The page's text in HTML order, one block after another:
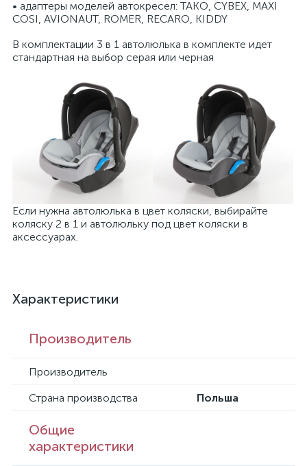
• адаптеры моделей автокресел: TAKO, CYBEX, MAXI
COSI, AVIONAUT, ROMER, RECARO, KIDDY
В комплектации 3 в 1 автолюлька в комплекте идет
стандартная на выбор серая или черная
Если нужна автолюлька в цвет коляски, выбирайте
коляску 2 в 1 и автолюльку под цвет коляски в
аксессуарах.
Характеристики
Производитель
Производитель
Страна производства
Польша
Общие
характеристики